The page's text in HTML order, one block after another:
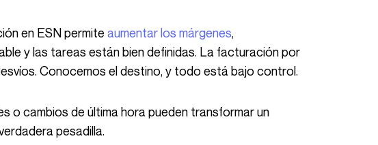
en ESN permite aumentar los márgenes,
y las tareas están bien definidas. La facturación por
Conocemos el destino, y todo está bajo control.
pesadilla.